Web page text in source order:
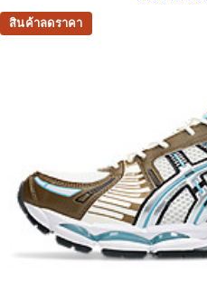
สินค้าลดราคา